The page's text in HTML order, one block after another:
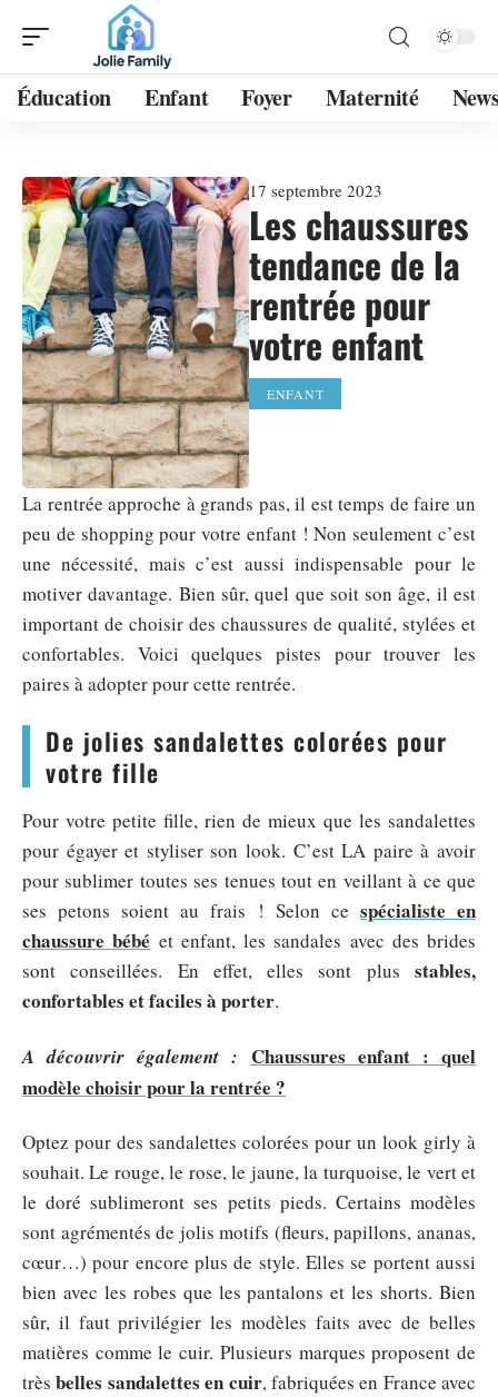
Éducation Enfant Foyer Maternité
17 septembre 2023
Les chaussures
tendance de la
rentrée pour
votre enfant
ENFANT
La rentrée approche à grands pas, il est temps de faire un
peu de shopping pour votre enfant ! Non seulement c’est
une nécessité, mais c’est aussi indispensable pour le
motiver davantage. Bien sûr, quel que soit son âge, il est
important de choisir des chaussures de qualité, stylées et
confortables. Voici quelques pistes pour trouver les
paires à adopter pour cette rentrée.
De jolies sandalettes colorées pour
votre fille
Pour votre petite fille, rien de mieux que les sandalettes
pour égayer et styliser son look. C’est LA paire à avoir
pour sublimer toutes ses tenues tout en veillant à ce que
ses petons soient au frais ! Selon ce spécialiste en
chaussure bébé et enfant, les sandales avec des brides
sont conseillées. En effet, elles sont plus stables,
confortables et faciles à porter.
A découvrir également : Chaussures enfant : quel
modèle choisir pour la rentrée ?
Optez pour des sandalettes colorées pour un look girly à
souhait. Le rouge, le rose, le jaune, la turquoise, le vert et
le doré sublimeront ses petits pieds. Certains modèles
sont agrémentés de jolis motifs (fleurs, papillons, ananas,
cœur…) pour encore plus de style. Elles se portent aussi
bien avec les robes que les pantalons et les shorts. Bien
sûr, il faut privilégier les modèles faits avec de belles
matières comme le cuir. Plusieurs marques proposent de
trèsbelles sandalettes en cuir, fabriquées en France avec